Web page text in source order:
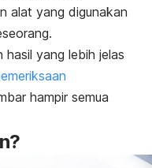
alat yang digunakan
hasil yang lebih jelas
hampir semua